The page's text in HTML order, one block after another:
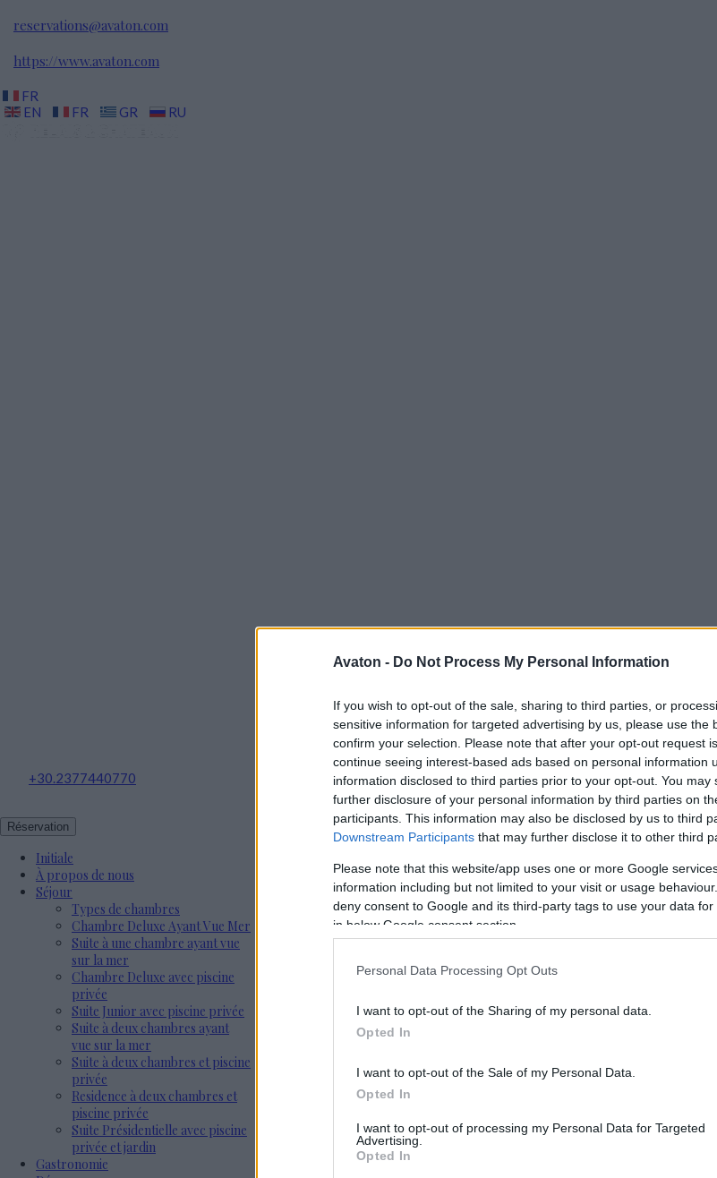
Avaton - Do Not Process My Personal Information
If you wish to opt-out of the sale, sharing to third parties, or
sensitive information for targeted advertising by us, please use the
confirm your selection. Please note that after your opt-out request
continue seeing interest-based ads based on personal information
information disclosed to third parties prior to your opt-out. You
further disclosure of your personal information by third parties on
participants. This information may also be disclosed by us to third
Downstream Participants that may further disclose it to other third
Please note that this website/app uses one or more Google
information including but not limited to your visit or usage
deny consent to Google and its third-party tags to use your data
in below Google consent section.
Personal Data Processing Opt Outs
I want to opt-out of the Sharing of my personal data.
Opted In
I want to opt-out of the Sale of my Personal Data.
Opted In
I want to opt-out of processing my Personal Data for Targeted
Advertising.
Opted In
reservations@avaton.com
https://www.avaton.com
FR
EN
FR GR RU
+30.2377440770
Réservation
Initiale
À propos de nous
Séjour
Types de chambres
Chambre Deluxe Ayant Vue Mer
Suite à une chambre ayant vue
sur la mer
Chambre Deluxe avec piscine
privée
Suite Junior avec piscine privée
Suite à deux chambres ayant
vue sur la mer
Suite à deux chambres et piscine
privée
Residence à deux chambres et
piscine privée
Suite Présidentielle avec piscine
privée et jardin
Gastronomie